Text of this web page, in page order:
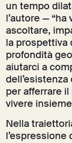
un tempo
l’autore —
ascoltare,
la prospettiva
profondità
aiutarci a
per afferrare
vivere
Nella